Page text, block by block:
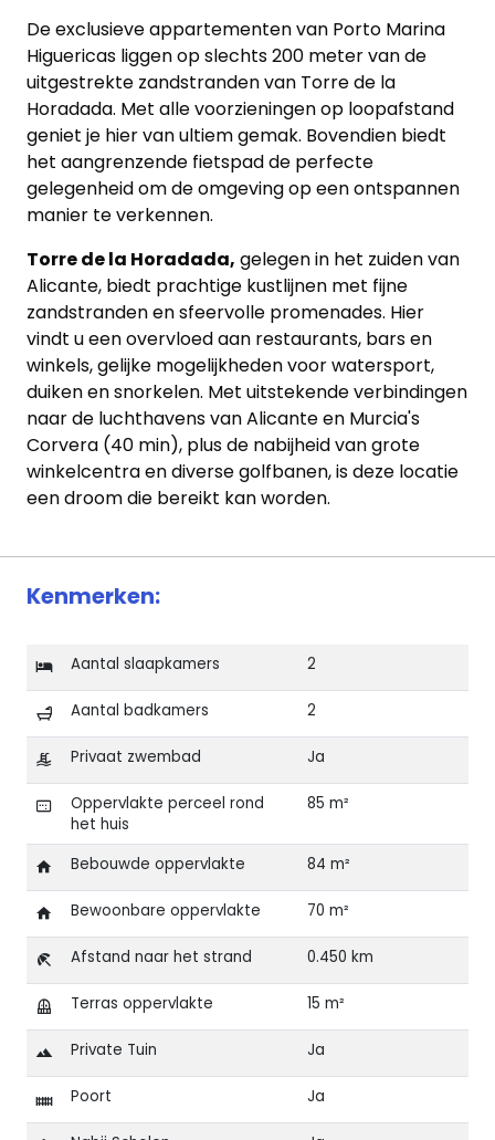
De exclusieve appartementen van Porto Marina
Higuericas liggen op slechts 200 meter van de
uitgestrekte zandstranden van Torre de la
Horadada. Met alle voorzieningen op loopafstand
geniet je hier van ultiem gemak. Bovendien biedt
het aangrenzende fietspad de perfecte
gelegenheid om de omgeving op een ontspannen
manier te verkennen.
Torre de la Horadada, gelegen in het zuiden van
Alicante, biedt prachtige kustlijnen met fijne
zandstranden en sfeervolle promenades. Hier
vindt u een overvloed aan restaurants, bars en
winkels, gelijke mogelijkheden voor watersport,
duiken en snorkelen. Met uitstekende verbindingen
naar de luchthavens van Alicante en Murcia's
Corvera (40 min), plus de nabijheid van grote
winkelcentra en diverse golfbanen, is deze locatie
een droom die bereikt kan worden.
Kenmerken:
Aantal slaapkamers 2
Aantal badkamers 2
Privaat zwembad Ja
Oppervlakte perceel rond
het huis
85 m²
Bebouwde oppervlakte 84 m²
Bewoonbare oppervlakte 70 m²
Afstand naar het strand 0.450 km
Terras oppervlakte 15 m²
Private Tuin Ja
Poort Ja